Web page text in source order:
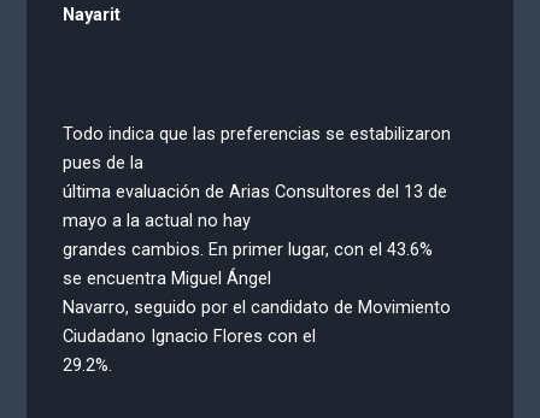
Nayarit
Todo indica que las preferencias se estabilizaron
pues de la
última evaluación de Arias Consultores del 13 de
mayo a la actual no hay
grandes cambios. En primer lugar, con el 43.6%
se encuentra Miguel Ángel
Navarro, seguido por el candidato de Movimiento
Ciudadano Ignacio Flores con el
29.2%.